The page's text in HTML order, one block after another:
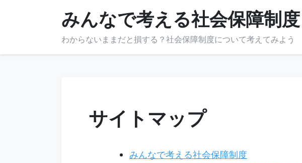
みんなで考える社会保障制度
わからないままだと損する？社会保障制度について考えてみよう
サイトマップ
みんなで考える社会保障制度